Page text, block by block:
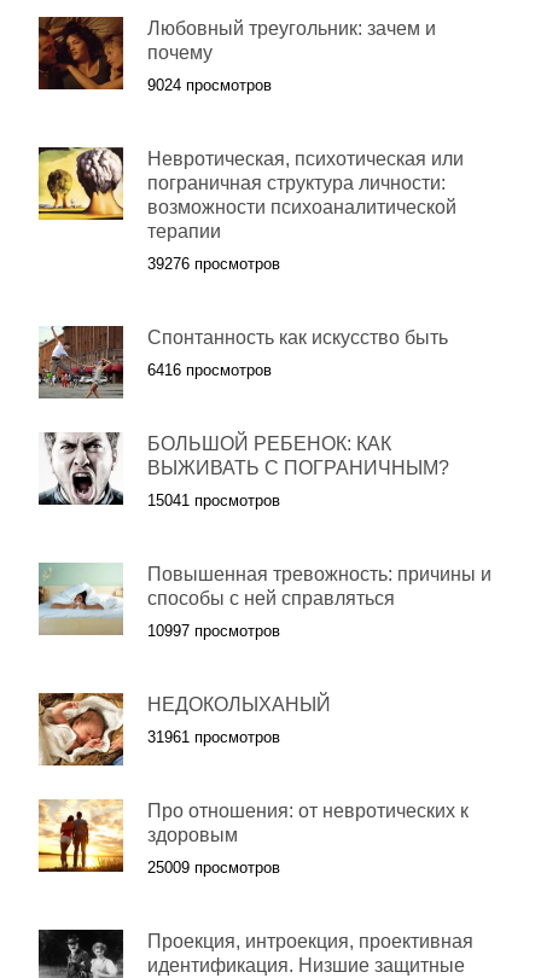
Любовный треугольник: зачем и
почему
9024 просмотров
Невротическая, психотическая или
пограничная структура личности:
возможности психоаналитической
терапии
39276 просмотров
Спонтанность как искусство быть
6416 просмотров
БОЛЬШОЙ РЕБЕНОК: КАК
ВЫЖИВАТЬ С ПОГРАНИЧНЫМ?
15041 просмотров
Повышенная тревожность: причины и
способы с ней справляться
10997 просмотров
НЕДОКОЛЫХАНЫЙ
31961 просмотров
Про отношения: от невротических к
здоровым
25009 просмотров
Проекция, интроекция, проективная
идентификация. Низшие защитные